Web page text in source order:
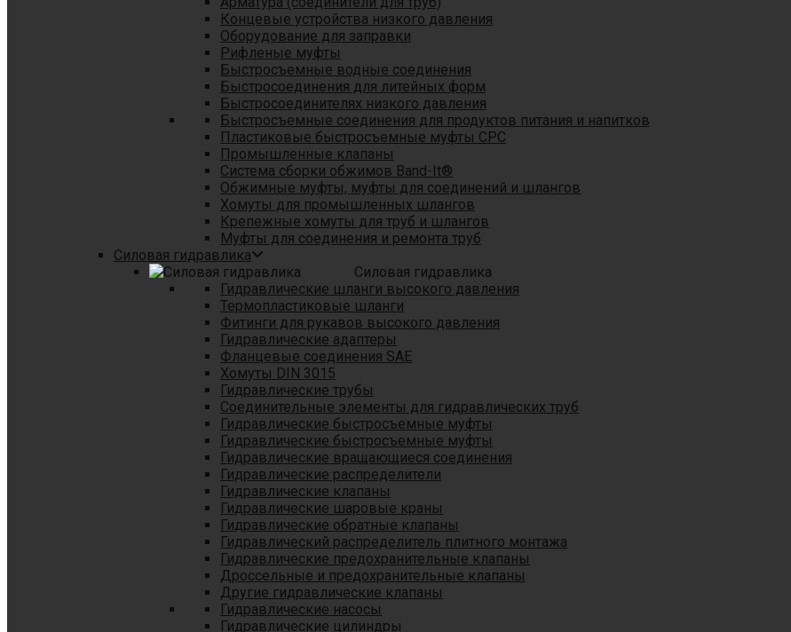
Концевые устройства низкого давления
Оборудование для заправки
Рифленые муфты
Быстросъемные водные соединения
Быстросоединения для литейных форм
Быстросоединителях низкого давления
Быстросъемные соединения для продуктов питания и напитков
Пластиковые быстросъемные муфты CPC
Промышленные клапаны
Система сборки обжимов Band-It®
Обжимные муфты, муфты для соединений и шлангов
Хомуты для промышленных шлангов
Крепежные хомуты для труб и шлангов
Муфты для соединения и ремонта труб
Силовая гидравлика
Силовая гидравлика
Гидравлические шланги высокого давления
Термопластиковые шланги
Фитинги для рукавов высокого давления
Гидравлические адаптеры
Фланцевые соединения SAE
Хомуты DIN 3015
Гидравлические трубы
Соединительные элементы для гидравлических труб
Гидравлические быстросъемные муфты
Гидравлические быстросъемные муфты
Гидравлические вращающиеся соединения
Гидравлические распределители
Гидравлические клапаны
Гидравлические шаровые краны
Гидравлические обратные клапаны
Гидравлический распределитель плитного монтажа
Гидравлические предохранительные клапаны
Дроссельные и предохранительные клапаны
Другие гидравлические клапаны
Гидравлические насосы
Гидравлические цилиндры